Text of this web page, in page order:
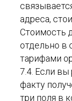
адреса,
Стоимость
отдельно в
тарифами
7.4. Если вы
факту
три поля в